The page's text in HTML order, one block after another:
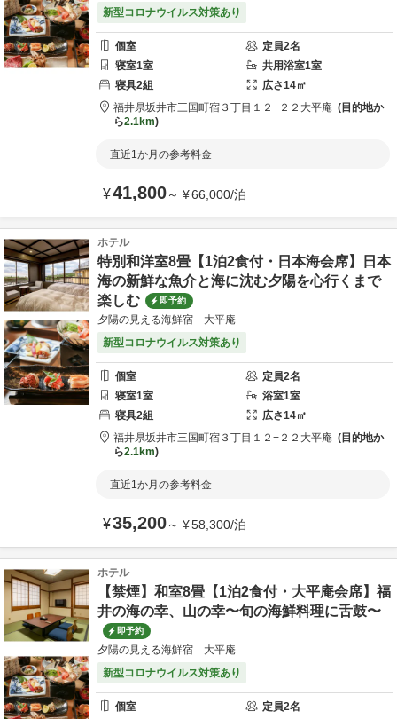
新型コロナウイルス対策あり
個室 定員2名
寝室1室 共用浴室1室
寝具2組 広さ14㎡
福井県坂井市三国町宿３丁目１２−２２ 大平庵
目的地か
ら2.1km
直近1か月の参考料金
¥41,800～ ¥66,000/泊
ホテル
特別和洋室8畳【1泊2食付・日本海会席】日本
海の新鮮な魚介と海に沈む夕陽を心行くまで
楽しむ
即予約
夕陽の見える海鮮宿 大平庵
新型コロナウイルス対策あり
個室 定員2名
寝室1室 浴室1室
寝具2組 広さ14㎡
福井県坂井市三国町宿３丁目１２−２２ 大平庵
目的地か
ら2.1km
直近1か月の参考料金
¥35,200～ ¥58,300/泊
ホテル
【禁煙】和室8畳【1泊2食付・大平庵会席】福
井の海の幸、山の幸〜旬の海鮮料理に舌鼓〜
即予約
夕陽の見える海鮮宿 大平庵
新型コロナウイルス対策あり
個室 定員2名